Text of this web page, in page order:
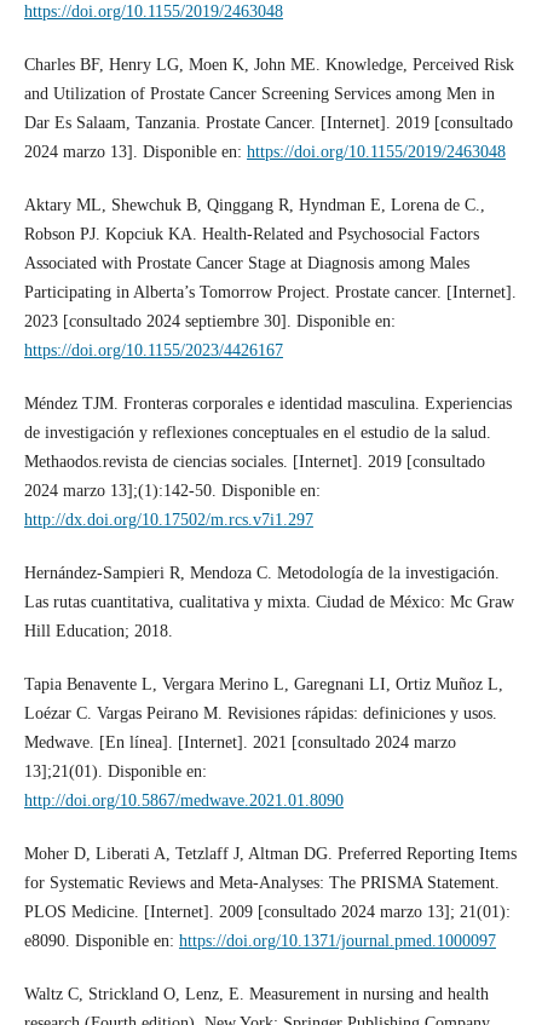
https://doi.org/10.1155/2019/2463048
Charles BF, Henry LG, Moen K, John ME. Knowledge, Perceived Risk
and Utilization of Prostate Cancer Screening Services among Men in
Dar Es Salaam, Tanzania. Prostate Cancer. [Internet]. 2019 [consultado
2024 marzo 13]. Disponible en: https://doi.org/10.1155/2019/2463048
Aktary ML, Shewchuk B, Qinggang R, Hyndman E, Lorena de C.,
Robson PJ. Kopciuk KA. Health-Related and Psychosocial Factors
Associated with Prostate Cancer Stage at Diagnosis among Males
Participating in Alberta’s Tomorrow Project. Prostate cancer. [Internet].
2023 [consultado 2024 septiembre 30]. Disponible en:
https://doi.org/10.1155/2023/4426167
Méndez TJM. Fronteras corporales e identidad masculina. Experiencias
de investigación y reflexiones conceptuales en el estudio de la salud.
Methaodos.revista de ciencias sociales. [Internet]. 2019 [consultado
2024 marzo 13];(1):142-50. Disponible en:
http://dx.doi.org/10.17502/m.rcs.v7i1.297
Hernández-Sampieri R, Mendoza C. Metodología de la investigación.
Las rutas cuantitativa, cualitativa y mixta. Ciudad de México: Mc Graw
Hill Education; 2018.
Tapia Benavente L, Vergara Merino L, Garegnani LI, Ortiz Muñoz L,
Loézar C. Vargas Peirano M. Revisiones rápidas: definiciones y usos.
Medwave. [En línea]. [Internet]. 2021 [consultado 2024 marzo
13];21(01). Disponible en:
http://doi.org/10.5867/medwave.2021.01.8090
Moher D, Liberati A, Tetzlaff J, Altman DG. Preferred Reporting Items
for Systematic Reviews and Meta-Analyses: The PRISMA Statement.
PLOS Medicine. [Internet]. 2009 [consultado 2024 marzo 13]; 21(01):
e8090. Disponible en: https://doi.org/10.1371/journal.pmed.1000097
Waltz C, Strickland O, Lenz, E. Measurement in nursing and health